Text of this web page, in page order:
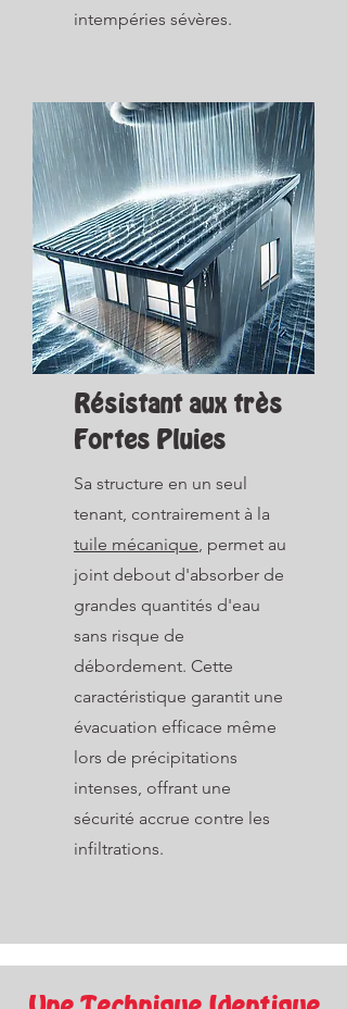
intempéries sévères.
Résistant aux très
Fortes Pluies
Sa structure en un seul
tenant, contrairement à la
tuile mécanique, permet au
joint debout d'absorber de
grandes quantités d'eau
sans risque de
débordement. Cette
caractéristique garantit une
évacuation efficace même
lors de précipitations
intenses, offrant une
sécurité accrue contre les
infiltrations.